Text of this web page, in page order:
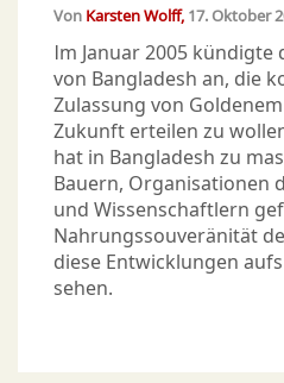
Von Karsten Wolff 17. Oktober
Im Januar 2005
von Bangladesh an, die
Zulassung von
Zukunft erteilen zu
hat in Bangladesh zu
Bauern, Organisationen
und Wissenschaftlern
Nahrungssouveränität
diese Entwicklungen
sehen.